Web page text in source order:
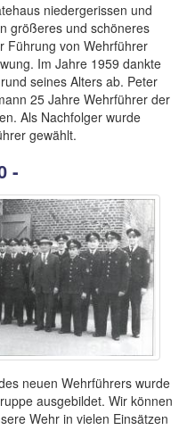
niedergerissen und
größeres und schöneres
Führung von Wehrführer
Im Jahre 1959 dankte
seines Alters ab. Peter
25 Jahre Wehrführer der
Als Nachfolger wurde
gewählt.
-
neuen Wehrführers wurde
ausgebildet. Wir können
Wehr in vielen Einsätzen